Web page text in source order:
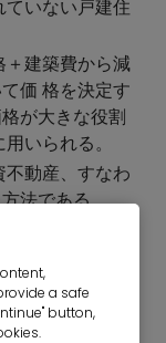
いない戸建住
建築費から減
価 格を決定す
が大きな役割
いられる。
動産、すなわ
法である。
定士は、不動産
複数の方法を組
る。特に複雑な
一貫した全体像
a safe
button,